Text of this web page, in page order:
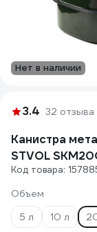
Нет в наличии
3.4 32 отзыва
Канистра
STVOL
Код товара:
Объем
5 л
10 л